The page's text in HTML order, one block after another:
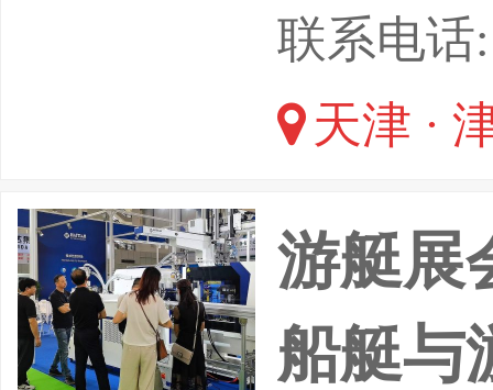
联系电话
天津 ·
游艇展
船艇与